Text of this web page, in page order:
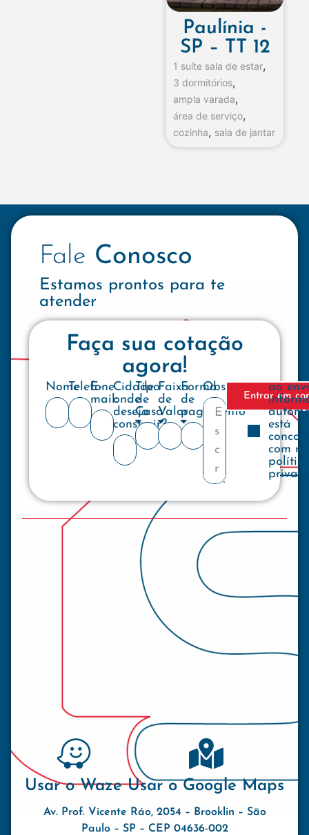
Paulínia -
SP – TT 12
1 suíte sala de estar,
3 dormitórios,
ampla varada,
área de serviço,
cozinha, sala de jantar
Fale Conosco
Estamos prontos para te
atender
Faça sua cotação
agora!
NomeTelefone
E-
mail:
Cidade
onde
deseja
construir?
Tipo
de
Casa
Faixa
de
Valor
Forma
de
pagamento
Observações
Entrar em
ao
está
com
Usar o Waze Usar o Google Maps
Av. Prof. Vicente Ráo, 2054 – Brooklin – São
Paulo – SP – CEP 04636-002